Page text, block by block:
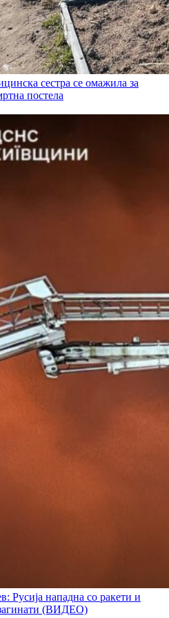
сестра се омажила за
постела
Русија нападна со ракети и
(ВИДЕО)